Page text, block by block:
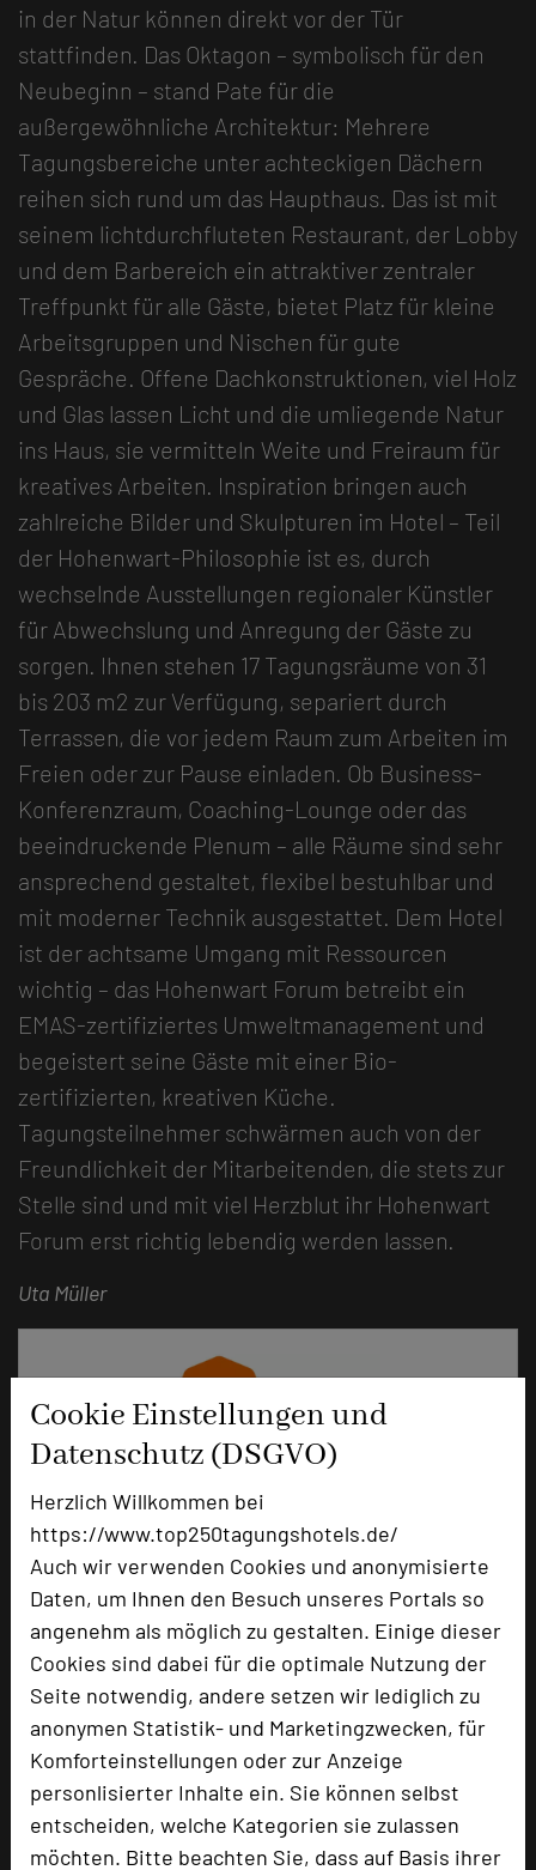
Cookie Einstellungen und
Datenschutz (DSGVO)
Herzlich Willkommen bei
https://www.top250tagungshotels.de/
Auch wir verwenden Cookies und anonymisierte
Daten, um Ihnen den Besuch unseres Portals so
angenehm als möglich zu gestalten. Einige dieser
Cookies sind dabei für die optimale Nutzung der
Seite notwendig, andere setzen wir lediglich zu
anonymen Statistik- und Marketingzwecken, für
Komforteinstellungen oder zur Anzeige
personlisierter Inhalte ein. Sie können selbst
entscheiden, welche Kategorien sie zulassen
möchten. Bitte beachten Sie, dass auf Basis ihrer
in der Natur können direkt vor der Tür
stattfinden. Das Oktagon – symbolisch für den
Neubeginn – stand Pate für die
außergewöhnliche Architektur: Mehrere
Tagungsbereiche unter achteckigen Dächern
reihen sich rund um das Haupthaus. Das ist mit
seinem lichtdurchfluteten Restaurant, der Lobby
und dem Barbereich ein attraktiver zentraler
Treffpunkt für alle Gäste, bietet Platz für kleine
Arbeitsgruppen und Nischen für gute
Gespräche. Offene Dachkonstruktionen, viel Holz
und Glas lassen Licht und die umliegende Natur
ins Haus, sie vermitteln Weite und Freiraum für
kreatives Arbeiten. Inspiration bringen auch
zahlreiche Bilder und Skulpturen im Hotel – Teil
der Hohenwart-Philosophie ist es, durch
wechselnde Ausstellungen regionaler Künstler
für Abwechslung und Anregung der Gäste zu
sorgen. Ihnen stehen 17 Tagungsräume von 31
bis 203 m2 zur Verfügung, separiert durch
Terrassen, die vor jedem Raum zum Arbeiten im
Freien oder zur Pause einladen. Ob Business-
Konferenzraum, Coaching-Lounge oder das
beeindruckende Plenum – alle Räume sind sehr
ansprechend gestaltet, flexibel bestuhlbar und
mit moderner Technik ausgestattet. Dem Hotel
ist der achtsame Umgang mit Ressourcen
wichtig – das Hohenwart Forum betreibt ein
EMAS-zertifiziertes Umweltmanagement und
begeistert seine Gäste mit einer Bio-
zertifizierten, kreativen Küche.
Tagungsteilnehmer schwärmen auch von der
Freundlichkeit der Mitarbeitenden, die stets zur
Stelle sind und mit viel Herzblut ihr Hohenwart
Forum erst richtig lebendig werden lassen.
Uta Müller
Hohenwart Forum
Schönbornstraße 25
75181 Pforzheim
phone +49 7234 6060
mail Email
language Homepage